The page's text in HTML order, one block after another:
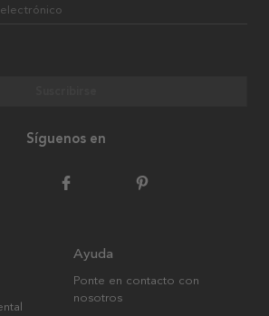
Síguenos en
Ayuda
Ponte en contacto con
nosotros